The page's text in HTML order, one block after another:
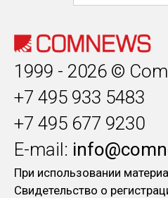
1999 - 2026 ©
+7 495 933 5483
+7 495 677 9230
E-mail:
При использовании
Свидетельство о